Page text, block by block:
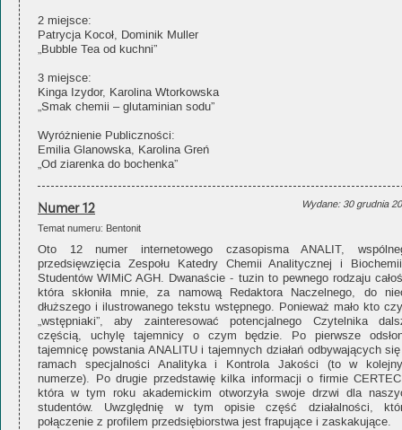
2 miejsce:
Patrycja Kocoł, Dominik Muller
„Bubble Tea od kuchni”
3 miejsce:
Kinga Izydor, Karolina Wtorkowska
„Smak chemii – glutaminian sodu”
Wyróżnienie Publiczności:
Emilia Glanowska, Karolina Greń
„Od ziarenka do bochenka”
Numer 12
Wydane: 30 grudnia
Temat numeru: Bentonit
Oto 12 numer internetowego czasopisma ANALIT,
przedsięwzięcia Zespołu Katedry Chemii Analitycznej i
Studentów WIMiC AGH. Dwanaście - tuzin to pewnego rodzaju
która skłoniła mnie, za namową Redaktora Naczelnego, do
dłuższego i ilustrowanego tekstu wstępnego. Ponieważ mało kto
„wstępniaki”, aby zainteresować potencjalnego Czytelnika
częścią, uchylę tajemnicy o czym będzie. Po pierwsze
tajemnicę powstania ANALITU i tajemnych działań odbywających
ramach specjalności Analityka i Kontrola Jakości (to w
numerze). Po drugie przedstawię kilka informacji o firmie
która w tym roku akademickim otworzyła swoje drzwi dla
studentów. Uwzględnię w tym opisie część działalności,
połączenie z profilem przedsiębiorstwa jest frapujące i zaskakujące.